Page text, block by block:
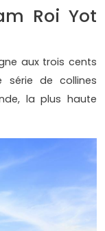
Roi Yot
aux trois cents
de collines
la plus haute